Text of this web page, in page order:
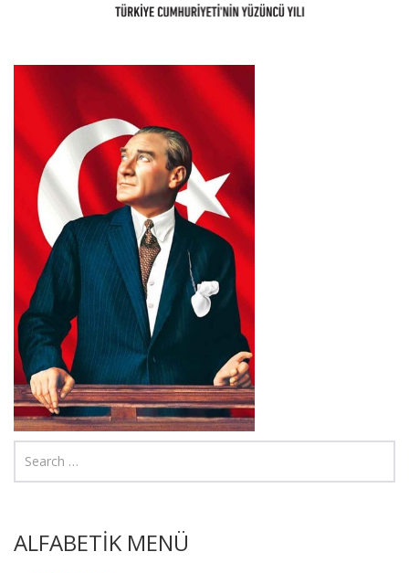
ALFABETİK MENÜ